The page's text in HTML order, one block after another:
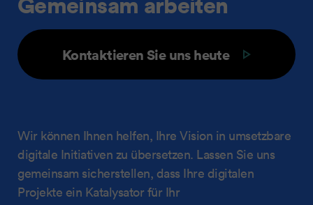
Kontaktieren Sie uns heute
Wir können Ihnen helfen, Ihre Vision in umsetzbare
digitale Initiativen zu übersetzen. Lassen Sie uns
gemeinsam sicherstellen, dass Ihre digitalen
Projekte ein Katalysator für Ihr